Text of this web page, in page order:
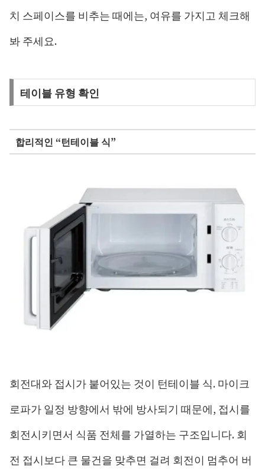
치 스페이스를 비추는 때에는, 여유를 가지고 체크해
봐 주세요.
테이블 유형 확인
합리적인 “턴테이블 식”
회전대와 접시가 붙어있는 것이 턴테이블 식. 마이크
로파가 일정 방향에서 밖에 방사되기 때문에, 접시를
회전시키면서 식품 전체를 가열하는 구조입니다. 회
전 접시보다 큰 물건을 맞추면 걸려 회전이 멈추어 버